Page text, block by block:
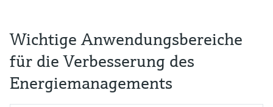
Wichtige Anwendungsbereiche
für die Verbesserung des
Energiemanagements